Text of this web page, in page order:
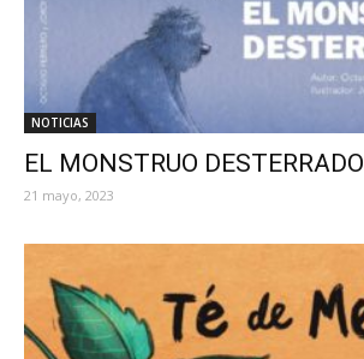
NOTICIAS
EL MONSTRUO DESTERRADO
21 mayo, 2023